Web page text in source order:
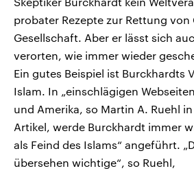
probater Rezepte zur Rettung von
Gesellschaft. Aber er lässt sich
verorten, wie immer wieder
Ein gutes Beispiel ist Burckhardts
Islam. In „einschlägigen
und Amerika, so Martin A. Ruehl
Artikel, werde Burckhardt immer
als Feind des Islams“ angeführt.
übersehen wichtige“, so Ruehl,